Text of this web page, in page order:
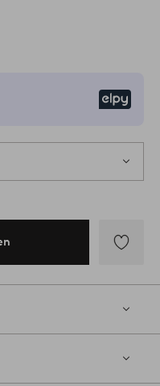
till
favoriter